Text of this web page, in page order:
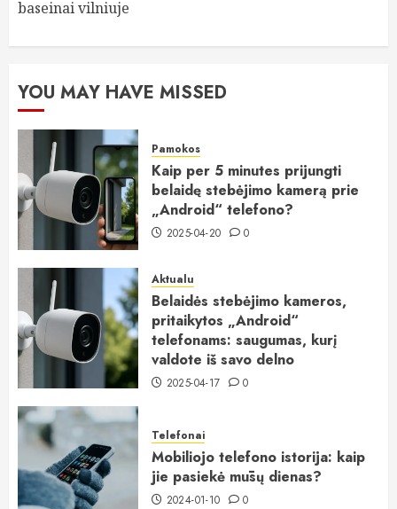
baseinai vilniuje
YOU MAY HAVE MISSED
Pamokos
Kaip per 5 minutes prijungti
belaidę stebėjimo kamerą prie
„Android“ telefono?
2025-04-20 0
Aktualu
Belaidės stebėjimo kameros,
pritaikytos „Android“
telefonams: saugumas, kurį
valdote iš savo delno
2025-04-17 0
Telefonai
Mobiliojo telefono istorija: kaip
jie pasiekė mūsų dienas?
2024-01-10 0